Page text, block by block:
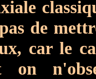
de
car le
on